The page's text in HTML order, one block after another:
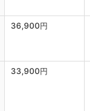
36,900円
33,900円